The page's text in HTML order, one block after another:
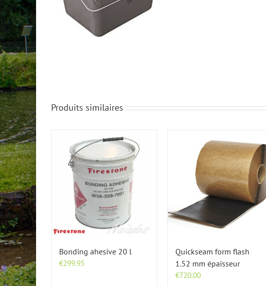
Produits similaires
Bonding ahesive 20 l
€299.95
Quickseam form flash
1.52 mm épaisseur
€720.00